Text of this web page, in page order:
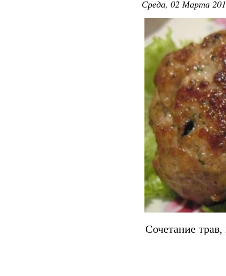
Среда, 02 Марта
Сочетание